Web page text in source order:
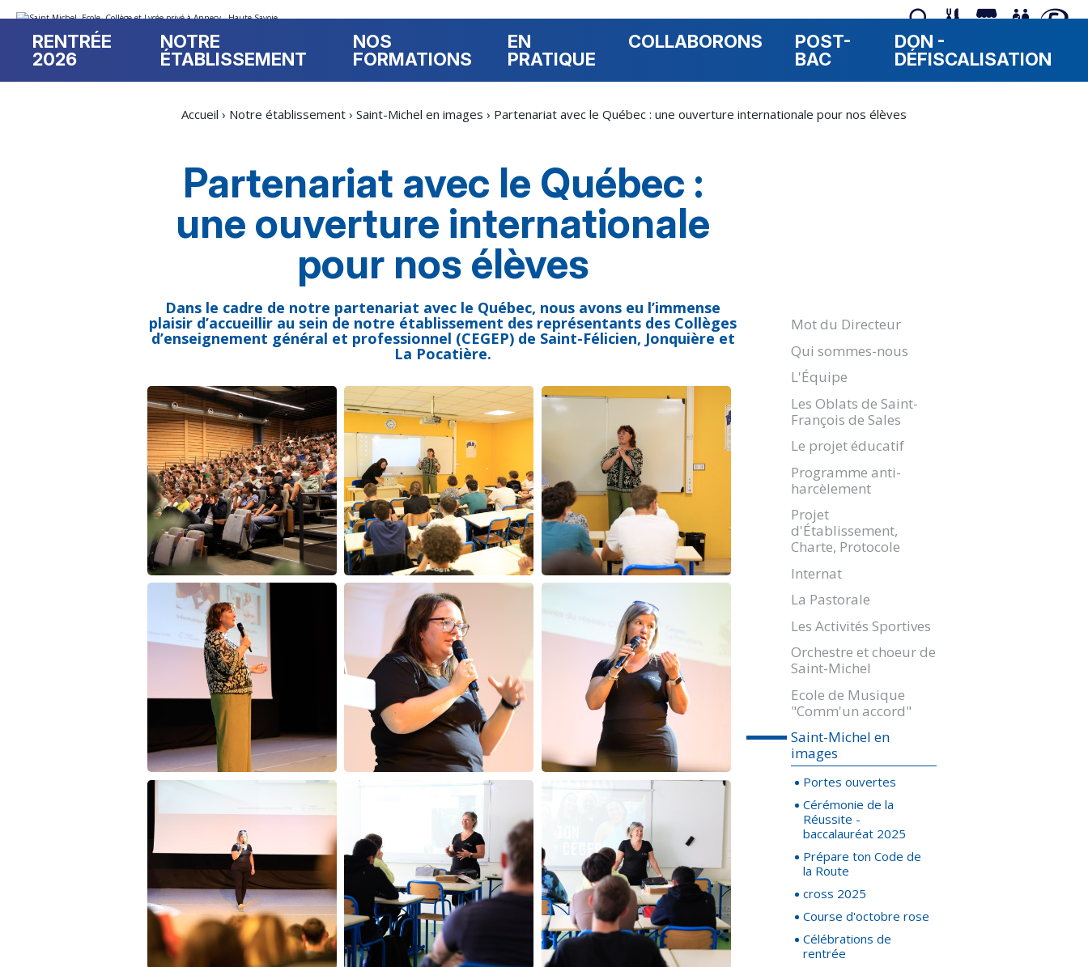
au
navigation
personnels
RENTRÉE
2026
NOTRE
ÉTABLISSEMENT
NOS
FORMATIONS
EN
PRATIQUE
COLLABORONS
POST-
BAC
DON -
DÉFISCALISATION
Accueil › Notre établissement › Saint-Michel en images › Partenariat avec le Québec : une ouverture internationale pour nos élèves
Partenariat avec le Québec :
une ouverture internationale
pour nos élèves
Dans le cadre de notre partenariat avec le Québec, nous avons eu l’immense
plaisir d’accueillir au sein de notre établissement des représentants des Collèges
d’enseignement général et professionnel (CEGEP) de Saint-Félicien, Jonquière et
La Pocatière.
Mot du Directeur
Qui sommes-nous
L'Équipe
Les Oblats de Saint-
François de Sales
Le projet éducatif
Programme anti-
harcèlement
Projet
d'Établissement,
Charte, Protocole
Internat
La Pastorale
Les Activités Sportives
Orchestre et choeur de
Saint-Michel
Ecole de Musique
"Comm'un accord"
Saint-Michel en
images
Portes ouvertes
Cérémonie de la
Réussite -
baccalauréat 2025
Prépare ton Code de
la Route
cross 2025
Course d'octobre rose
Célébrations de
rentrée